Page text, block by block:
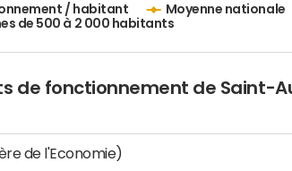
/ habitant
Moyenne nationale
de 500 à 2 000 habitants
de fonctionnement de Saint-
de l'Economie)